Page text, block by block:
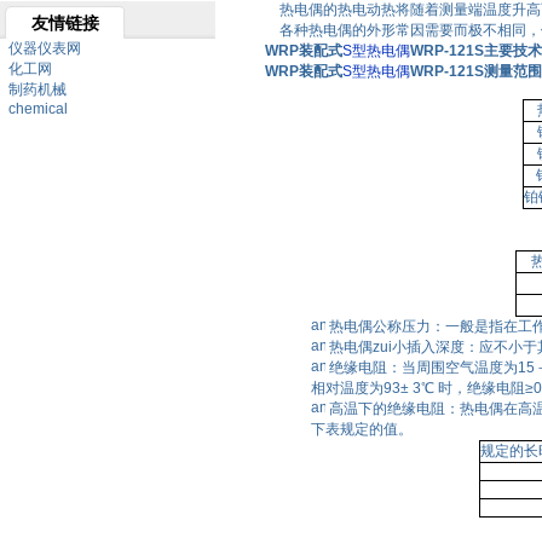
友情链接
仪器仪表网
化工网
制药机械
chemical
热电偶的热电动热将随着测量端温度升
各种热电偶的外形常因需要而极不相同
WRP装配式S型热电偶WRP-121S主要技
WRP装配式S型热电偶WRP-121S测量范
铂
热电偶公称压力：一般是指在工
热电偶zui小插入深度：应不小于
绝缘电阻：当周围空气温度为15
相对温度为93± 3℃ 时，绝缘电阻
高温下的绝缘电阻：热电偶在高
下表规定的值。
规定的